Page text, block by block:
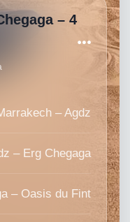
– 4
– Agdz
– Erg Chegaga
– Oasis du Fint